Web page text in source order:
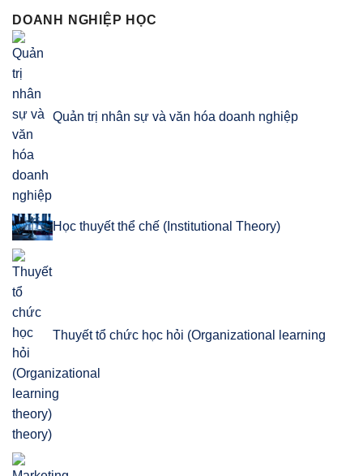
DOANH NGHIỆP HỌC
Quản trị nhân sự và văn hóa doanh nghiệp
Học thuyết thể chế (Institutional Theory)
Thuyết tổ chức học hỏi (Organizational learning
theory)